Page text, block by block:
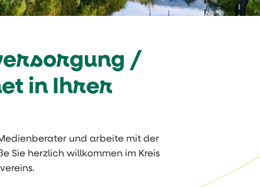
/
in Ihrer
und arbeite mit der
Sie herzlich willkommen im Kreis